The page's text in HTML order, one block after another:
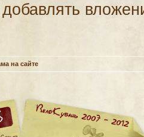
добавлять
на сайте